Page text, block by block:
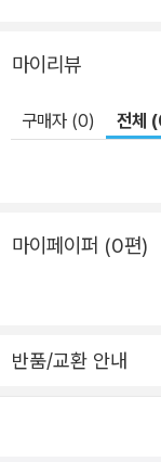
마이리뷰
구매자 (0) 전체
마이페이퍼 (0편)
반품/교환 안내